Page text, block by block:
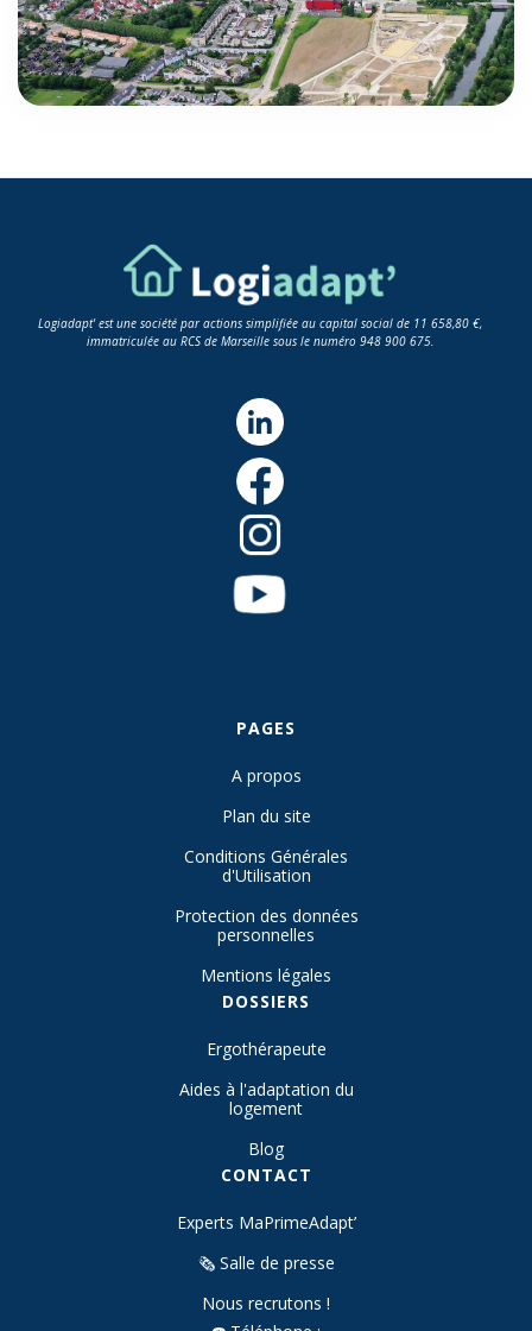
Logiadapt' est une société par actions simplifiée au capital social de 11 658,80 €,
immatriculée au RCS de Marseille sous le numéro 948 900 675.
PAGES
A propos
Plan du site
Conditions Générales
d'Utilisation
Protection des données
personnelles
Mentions légales
DOSSIERS
Ergothérapeute
Aides à l'adaptation du
logement
Blog
CONTACT
Experts MaPrimeAdapt’
🗞️ Salle de presse
Nous recrutons !